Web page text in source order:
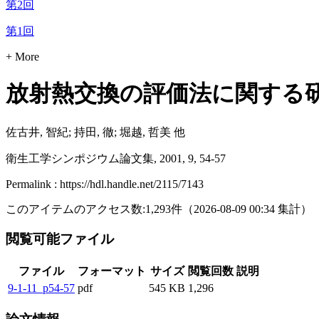
第2回
第1回
+ More
放射熱交換の評価法に関する
佐古井, 智紀; 持田, 徹; 堀越, 哲美 他
衛生工学シンポジウム論文集, 2001, 9, 54-57
Permalink : https://hdl.handle.net/2115/7143
このアイテムのアクセス数:1,293件 （2026-08-09 00:34 集計）
閲覧可能ファイル
ファイル フォーマット サイズ 閲覧回数 説明
9-1-11_p54-57 pdf 545 KB 1,296